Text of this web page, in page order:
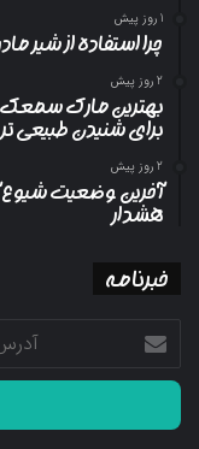
1 روز پیش
چرا استفاده از شیر
2 روز پیش
بهترین مارک سمعک
برای شنیدن طبیعی تر
2 روز پیش
هشدار
خبرنامه
آدرس
ایمیل
خود
وارد